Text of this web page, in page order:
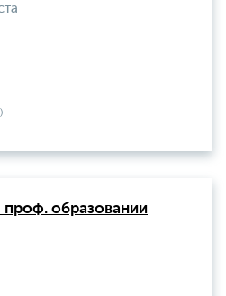
образовании